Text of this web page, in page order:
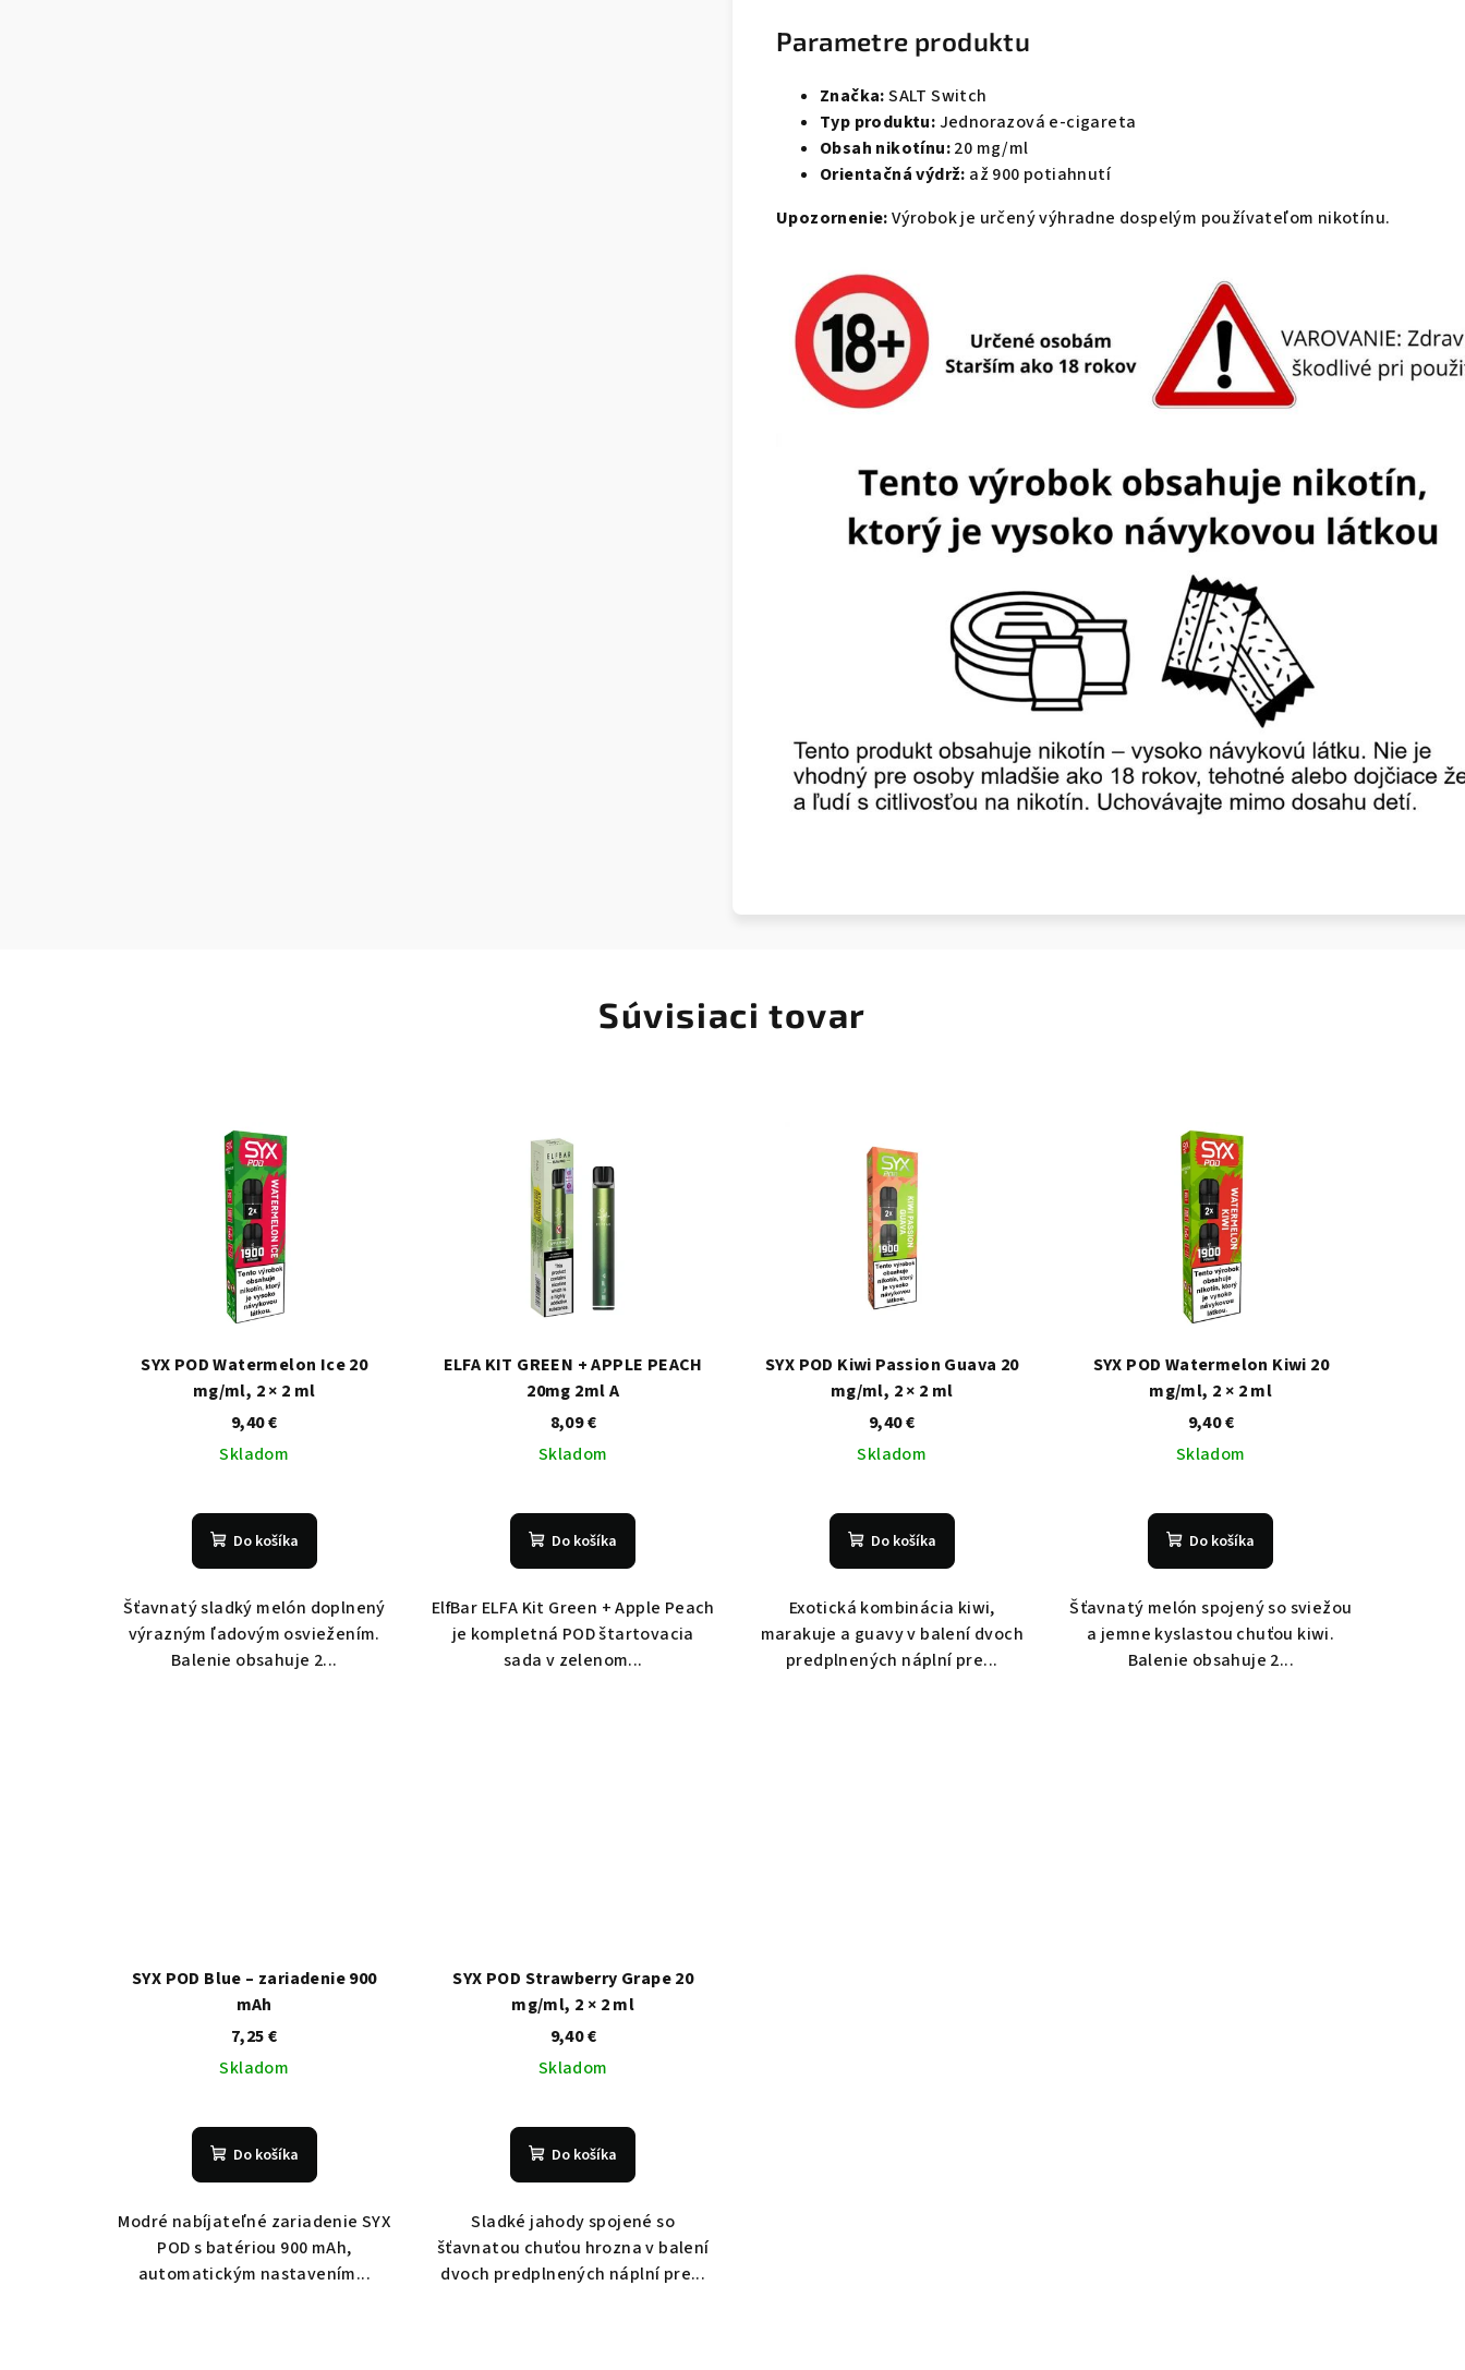
Parametre produktu
Značka:SALT Switch
Typ produktu:Jednorazová e-cigareta
Obsah nikotínu:20 mg/ml
Orientačná výdrž: až 900 potiahnutí
Upozornenie:Výrobok je určený výhradne dospelým používateľom nikotínu.
Súvisiaci tovar
SYX POD Watermelon Ice 20
mg/ml, 2 × 2 ml
9,40 €
Skladom
Do košíka
Šťavnatý sladký melón doplnený
výrazným ľadovým osviežením.
Balenie obsahuje 2...
ELFA KIT GREEN + APPLE PEACH
20mg 2ml A
8,09 €
Skladom
Do košíka
ElfBar ELFA Kit Green + Apple Peach
je kompletná POD štartovacia
sada v zelenom...
SYX POD Kiwi Passion Guava 20
mg/ml, 2 × 2 ml
9,40 €
Skladom
Do košíka
Exotická kombinácia kiwi,
marakuje a guavy v balení dvoch
predplnených náplní pre...
SYX POD Watermelon Kiwi 20
mg/ml, 2 × 2 ml
9,40 €
Skladom
Do košíka
Šťavnatý melón spojený so sviežou
a jemne kyslastou chuťou kiwi.
Balenie obsahuje 2...
SYX POD Blue – zariadenie 900
mAh
7,25 €
Skladom
Do košíka
Modré nabíjateľné zariadenie SYX
POD s batériou 900 mAh,
automatickým nastavením...
SYX POD Strawberry Grape 20
mg/ml, 2 × 2 ml
9,40 €
Skladom
Do košíka
Sladké jahody spojené so
šťavnatou chuťou hrozna v balení
dvoch predplnených náplní pre...